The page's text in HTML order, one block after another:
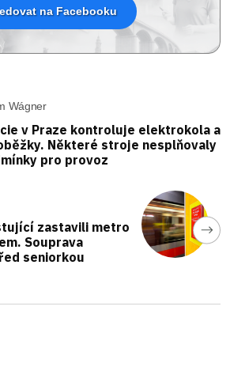
na Facebooku
Wágner
v Praze kontroluje elektrokola a
Některé stroje nesplňovaly
pro provoz
zastavili metro
Souprava
seniorkou